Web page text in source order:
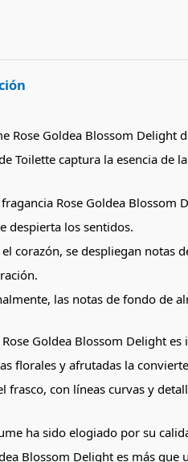
Rose Goldea Blossom Delight
Toilette captura la esencia
fragancia Rose Goldea
despierta los sentidos.
el corazón, se despliegan notas
las notas de fondo de
Goldea Blossom Delight
florales y afrutadas la
frasco, con líneas curvas y
ha sido elogiado por su
Blossom Delight es más